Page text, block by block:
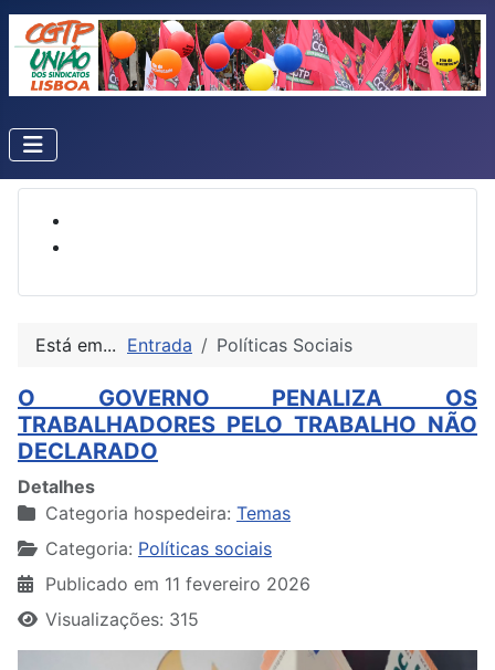
Está em... Entrada Políticas Sociais
O GOVERNO PENALIZA OS
TRABALHADORES PELO TRABALHO NÃO
DECLARADO
Detalhes
Categoria hospedeira: Temas
Categoria: Políticas sociais
Publicado em 11 fevereiro 2026
Visualizações: 315